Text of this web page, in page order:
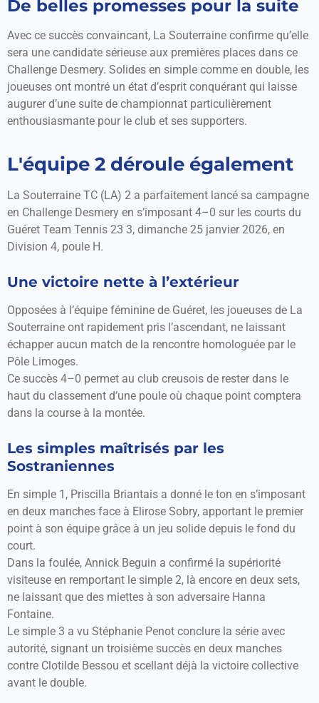
De belles promesses pour la suite
Avec ce succès convaincant, La Souterraine confirme qu’elle
sera une candidate sérieuse aux premières places dans ce
Challenge Desmery. Solides en simple comme en double, les
joueuses ont montré un état d’esprit conquérant qui laisse
augurer d’une suite de championnat particulièrement
enthousiasmante pour le club et ses supporters.
L'équipe 2 déroule également
La Souterraine TC (LA) 2 a parfaitement lancé sa campagne
en Challenge Desmery en s’imposant 4–0 sur les courts du
Guéret Team Tennis 23 3, dimanche 25 janvier 2026, en
Division 4, poule H.
Une victoire nette à l’extérieur
Opposées à l’équipe féminine de Guéret, les joueuses de La
Souterraine ont rapidement pris l’ascendant, ne laissant
échapper aucun match de la rencontre homologuée par le
Pôle Limoges.
Ce succès 4–0 permet au club creusois de rester dans le
haut du classement d’une poule où chaque point comptera
dans la course à la montée.
Les simples maîtrisés par les
Sostraniennes
En simple 1, Priscilla Briantais a donné le ton en s’imposant
en deux manches face à Elirose Sobry, apportant le premier
point à son équipe grâce à un jeu solide depuis le fond du
court.
Dans la foulée, Annick Beguin a confirmé la supériorité
visiteuse en remportant le simple 2, là encore en deux sets,
ne laissant que des miettes à son adversaire Hanna
Fontaine.
Le simple 3 a vu Stéphanie Penot conclure la série avec
autorité, signant un troisième succès en deux manches
contre Clotilde Bessou et scellant déjà la victoire collective
avant le double.